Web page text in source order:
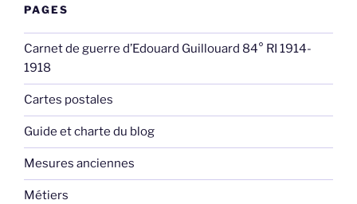
PAGES
Carnet de guerre d’Edouard Guillouard 84° RI 1914-
1918
Cartes postales
Guide et charte du blog
Mesures anciennes
Métiers